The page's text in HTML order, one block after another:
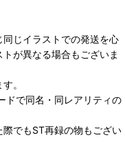
じイラストでの発送を心
が異なる場合もございま
。
ドで同名・同レアリティの
でもST再録の物もござい